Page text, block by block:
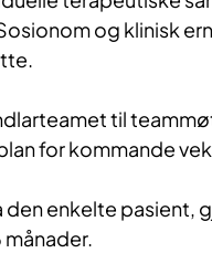
og klinisk
til
for kommande
enkelte pasient,